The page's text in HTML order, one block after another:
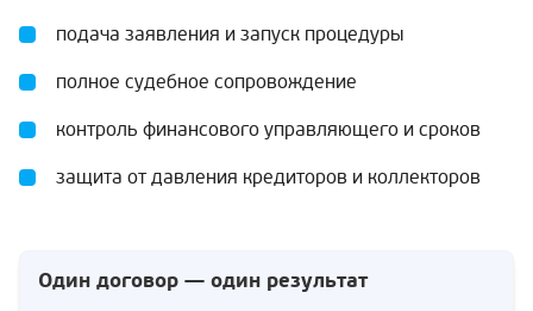
подача заявления и запуск процедуры
полное судебное сопровождение
контроль финансового управляющего и сроков
защита от давления кредиторов и коллекторов
Один договор — один результат